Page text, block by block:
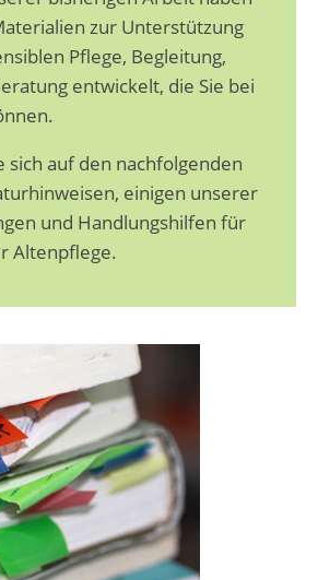
zur Unterstützung
Pflege, Begleitung,
entwickelt, die Sie bei
sich auf den nachfolgenden
einigen unserer
und Handlungshilfen für
Altenpflege.